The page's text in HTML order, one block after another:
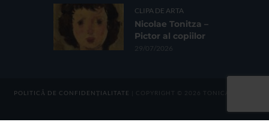
CLIPA DE ARTA
Nicolae Tonitza –
Pictor al copiilor
29/07/2026
POLITICĂ DE CONFIDENȚIALITATE | COPYRIGHT © 2026 TONICA GROUP